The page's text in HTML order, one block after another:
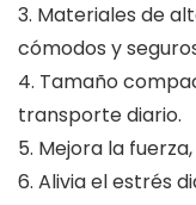
3. Materiales de
cómodos y
4. Tamaño
transporte diario.
5. Mejora la
6. Alivia el estrés